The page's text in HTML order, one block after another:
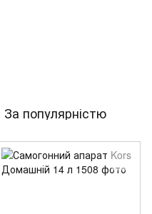
За популярністю